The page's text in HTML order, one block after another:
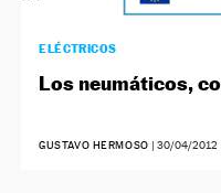
ELÉCTRICOS
Los neumáticos,
GUSTAVO HERMOSO 30/04/2012